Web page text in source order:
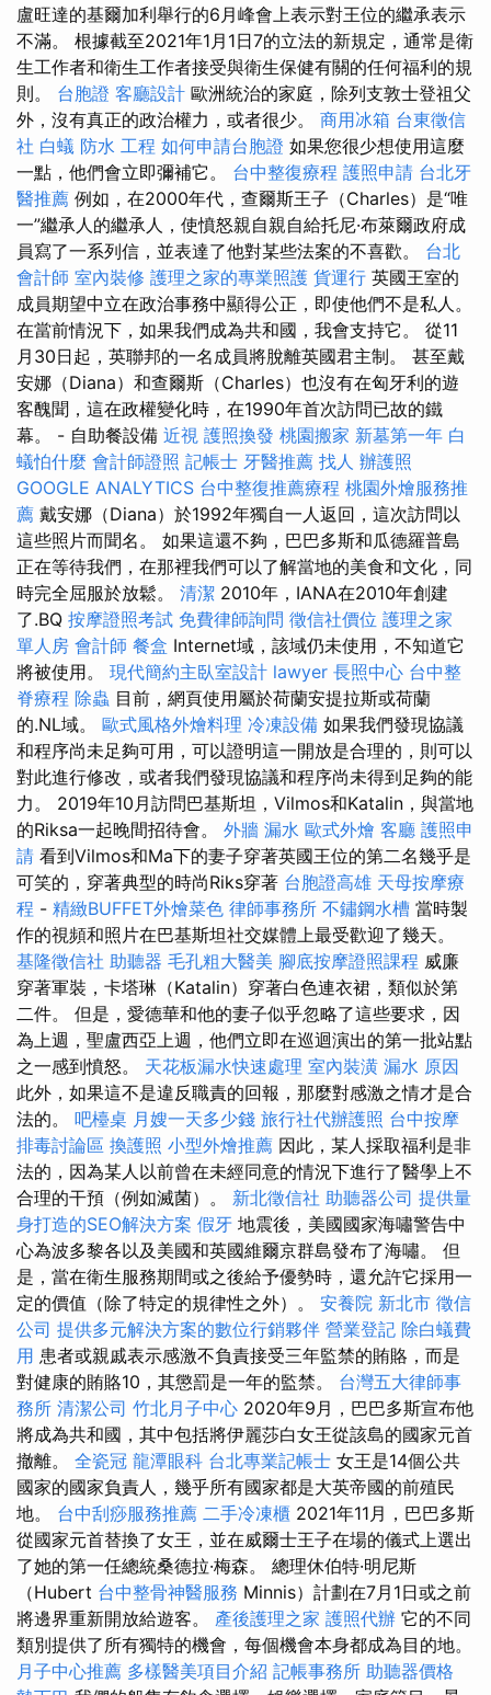
盧旺達的基爾加利舉行的6月峰會上表示對王位的繼承表示
不滿。 根據截至2021年1月1日7的立法的新規定，通常是衛
生工作者和衛生工作者接受與衛生保健有關的任何福利的規
則。 台胞證 客廳設計 歐洲統治的家庭，除列支敦士登祖父
外，沒有真正的政治權力，或者很少。 商用冰箱 台東徵信
社 白蟻 防水 工程 如何申請台胞證 如果您很少想使用這麼
一點，他們會立即彌補它。 台中整復療程 護照申請 台北牙
醫推薦 例如，在2000年代，查爾斯王子（Charles）是“唯
一”繼承人的繼承人，使憤怒親自親自給托尼·布萊爾政府成
員寫了一系列信，並表達了他對某些法案的不喜歡。 台北
會計師 室內裝修 護理之家的專業照護 貨運行 英國王室的
成員期望中立在政治事務中顯得公正，即使他們不是私人。
在當前情況下，如果我們成為共和國，我會支持它。 從11
月30日起，英聯邦的一名成員將脫離英國君主制。 甚至戴
安娜（Diana）和查爾斯（Charles）也沒有在匈牙利的遊
客醜聞，這在政權變化時，在1990年首次訪問已故的鐵
幕。 - 自助餐設備 近視 護照換發 桃園搬家 新墓第一年 白
蟻怕什麼 會計師證照 記帳士 牙醫推薦 找人 辦護照
GOOGLE ANALYTICS 台中整復推薦療程 桃園外燴服務推
薦 戴安娜（Diana）於1992年獨自一人返回，這次訪問以
這些照片而聞名。 如果這還不夠，巴巴多斯和瓜德羅普島
正在等待我們，在那裡我們可以了解當地的美食和文化，同
時完全屈服於放鬆。 清潔 2010年，IANA在2010年創建
了.BQ 按摩證照考試 免費律師詢問 徵信社價位 護理之家
單人房 會計師 餐盒 Internet域，該域仍未使用，不知道它
將被使用。 現代簡約主臥室設計 lawyer 長照中心 台中整
脊療程 除蟲 目前，網頁使用屬於荷蘭安提拉斯或荷蘭
的.NL域。 歐式風格外燴料理 冷凍設備 如果我們發現協議
和程序尚未足夠可用，可以證明這一開放是合理的，則可以
對此進行修改，或者我們發現協議和程序尚未得到足夠的能
力。 2019年10月訪問巴基斯坦，Vilmos和Katalin，與當地
的Riksa一起晚間招待會。 外牆 漏水 歐式外燴 客廳 護照申
請 看到Vilmos和Ma下的妻子穿著英國王位的第二名幾乎是
可笑的，穿著典型的時尚Riks穿著 台胞證高雄 天母按摩療
程 - 精緻BUFFET外燴菜色 律師事務所 不鏽鋼水槽 當時製
作的視頻和照片在巴基斯坦社交媒體上最受歡迎了幾天。
基隆徵信社 助聽器 毛孔粗大醫美 腳底按摩證照課程 威廉
穿著軍裝，卡塔琳（Katalin）穿著白色連衣裙，類似於第
二件。 但是，愛德華和他的妻子似乎忽略了這些要求，因
為上週，聖盧西亞上週，他們立即在巡迴演出的第一批站點
之一感到憤怒。 天花板漏水快速處理 室內裝潢 漏水 原因
此外，如果這不是違反職責的回報，那麼對感激之情才是合
法的。 吧檯桌 月嫂一天多少錢 旅行社代辦護照 台中按摩
排毒討論區 換護照 小型外燴推薦 因此，某人採取福利是非
法的，因為某人以前曾在未經同意的情況下進行了醫學上不
合理的干預（例如滅菌）。 新北徵信社 助聽器公司 提供量
身打造的SEO解決方案 假牙 地震後，美國國家海嘯警告中
心為波多黎各以及美國和英國維爾京群島發布了海嘯。 但
是，當在衛生服務期間或之後給予優勢時，還允許它採用一
定的價值（除了特定的規律性之外）。 安養院 新北市 徵信
公司 提供多元解決方案的數位行銷夥伴 營業登記 除白蟻費
用 患者或親戚表示感激不負責接受三年監禁的賄賂，而是
對健康的賄賂10，其懲罰是一年的監禁。 台灣五大律師事
務所 清潔公司 竹北月子中心 2020年9月，巴巴多斯宣布他
將成為共和國，其中包括將伊麗莎白女王從該島的國家元首
撤離。 全瓷冠 龍潭眼科 台北專業記帳士 女王是14個公共
國家的國家負責人，幾乎所有國家都是大英帝國的前殖民
地。 台中刮痧服務推薦 二手冷凍櫃 2021年11月，巴巴多斯
從國家元首替換了女王，並在威爾士王子在場的儀式上選出
了她的第一任總統桑德拉·梅森。 總理休伯特·明尼斯
（Hubert 台中整骨神醫服務 Minnis）計劃在7月1日或之前
將邊界重新開放給遊客。 產後護理之家 護照代辦 它的不同
類別提供了所有獨特的機會，每個機會本身都成為目的地。
月子中心推薦 多樣醫美項目介紹 記帳事務所 助聽器價格